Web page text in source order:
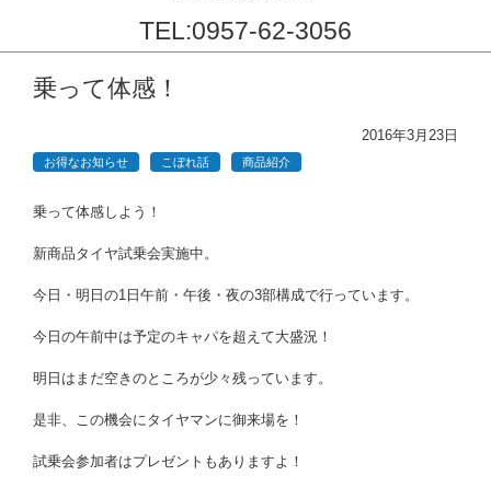
TEL:0957-62-3056
コンテンツに移動
乗って体感！
2016年3月23日
お得なお知らせ こぼれ話 商品紹介
乗って体感しよう！
新商品タイヤ試乗会実施中。
今日・明日の1日午前・午後・夜の3部構成で行っています。
今日の午前中は予定のキャパを超えて大盛況！
明日はまだ空きのところが少々残っています。
是非、この機会にタイヤマンに御来場を！
試乗会参加者はプレゼントもありますよ！